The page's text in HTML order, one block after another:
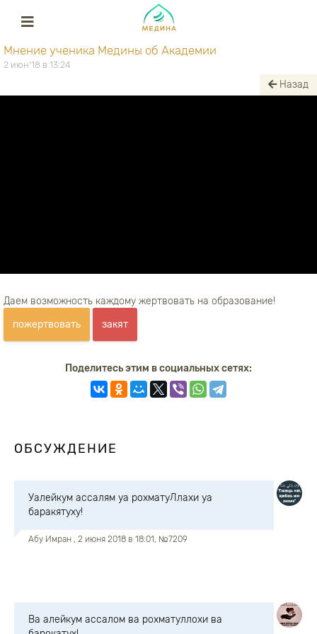
Мнение ученика Медины об Академии
2 июн'18 в 13:24
Назад
Даем возможность каждому жертвовать на образование!
пожертвовать
закят
Поделитесь этим в социальных сетях:
ОБСУЖДЕНИЕ
Уалейкум ассалям уа рохматуЛлахи уа
баракятуху!
Абу Имран , 2 июня 2018 в 18:01, №7209
Ва алейкум ассалом ва рохматуллохи ва